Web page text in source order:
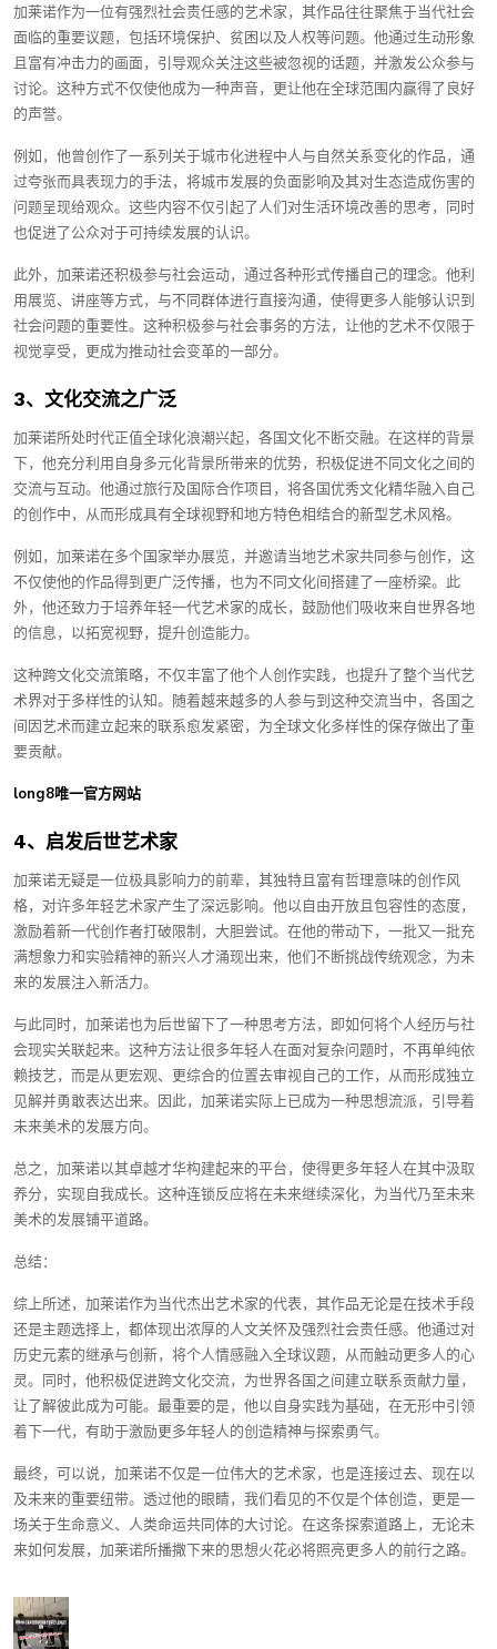
加莱诺作为一位有强烈社会责任感的艺术家，其作品往往聚焦于当代社会
面临的重要议题，包括环境保护、贫困以及人权等问题。他通过生动形象
且富有冲击力的画面，引导观众关注这些被忽视的话题，并激发公众参与
讨论。这种方式不仅使他成为一种声音，更让他在全球范围内赢得了良好
的声誉。
例如，他曾创作了一系列关于城市化进程中人与自然关系变化的作品，通
过夸张而具表现力的手法，将城市发展的负面影响及其对生态造成伤害的
问题呈现给观众。这些内容不仅引起了人们对生活环境改善的思考，同时
也促进了公众对于可持续发展的认识。
此外，加莱诺还积极参与社会运动，通过各种形式传播自己的理念。他利
用展览、讲座等方式，与不同群体进行直接沟通，使得更多人能够认识到
社会问题的重要性。这种积极参与社会事务的方法，让他的艺术不仅限于
视觉享受，更成为推动社会变革的一部分。
3、文化交流之广泛
加莱诺所处时代正值全球化浪潮兴起，各国文化不断交融。在这样的背景
下，他充分利用自身多元化背景所带来的优势，积极促进不同文化之间的
交流与互动。他通过旅行及国际合作项目，将各国优秀文化精华融入自己
的创作中，从而形成具有全球视野和地方特色相结合的新型艺术风格。
例如，加莱诺在多个国家举办展览，并邀请当地艺术家共同参与创作，这
不仅使他的作品得到更广泛传播，也为不同文化间搭建了一座桥梁。此
外，他还致力于培养年轻一代艺术家的成长，鼓励他们吸收来自世界各地
的信息，以拓宽视野，提升创造能力。
这种跨文化交流策略，不仅丰富了他个人创作实践，也提升了整个当代艺
术界对于多样性的认知。随着越来越多的人参与到这种交流当中，各国之
间因艺术而建立起来的联系愈发紧密，为全球文化多样性的保存做出了重
要贡献。
long8唯一官方网站
4、启发后世艺术家
加莱诺无疑是一位极具影响力的前辈，其独特且富有哲理意味的创作风
格，对许多年轻艺术家产生了深远影响。他以自由开放且包容性的态度，
激励着新一代创作者打破限制，大胆尝试。在他的带动下，一批又一批充
满想象力和实验精神的新兴人才涌现出来，他们不断挑战传统观念，为未
来的发展注入新活力。
与此同时，加莱诺也为后世留下了一种思考方法，即如何将个人经历与社
会现实关联起来。这种方法让很多年轻人在面对复杂问题时，不再单纯依
赖技艺，而是从更宏观、更综合的位置去审视自己的工作，从而形成独立
见解并勇敢表达出来。因此，加莱诺实际上已成为一种思想流派，引导着
未来美术的发展方向。
总之，加莱诺以其卓越才华构建起来的平台，使得更多年轻人在其中汲取
养分，实现自我成长。这种连锁反应将在未来继续深化，为当代乃至未来
美术的发展铺平道路。
总结：
综上所述，加莱诺作为当代杰出艺术家的代表，其作品无论是在技术手段
还是主题选择上，都体现出浓厚的人文关怀及强烈社会责任感。他通过对
历史元素的继承与创新，将个人情感融入全球议题，从而触动更多人的心
灵。同时，他积极促进跨文化交流，为世界各国之间建立联系贡献力量，
让了解彼此成为可能。最重要的是，他以自身实践为基础，在无形中引领
着下一代，有助于激励更多年轻人的创造精神与探索勇气。
最终，可以说，加莱诺不仅是一位伟大的艺术家，也是连接过去、现在以
及未来的重要纽带。透过他的眼睛，我们看见的不仅是个体创造，更是一
场关于生命意义、人类命运共同体的大讨论。在这条探索道路上，无论未
来如何发展，加莱诺所播撒下来的思想火花必将照亮更多人的前行之路。